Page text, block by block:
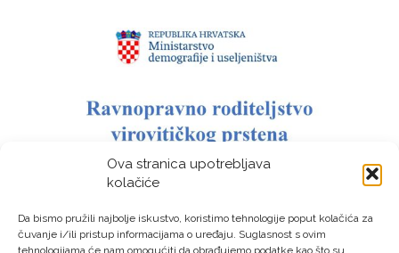
Ova stranica upotrebljava
kolačiće
Da bismo pružili najbolje iskustvo, koristimo tehnologije poput kolačića za
čuvanje i/ili pristup informacijama o uređaju. Suglasnost s ovim
tehnologijama će nam omogućiti da obrađujemo podatke kao što su